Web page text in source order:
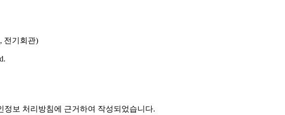
전기회관)
정보 처리방침에 근거하여 작성되었습니다.